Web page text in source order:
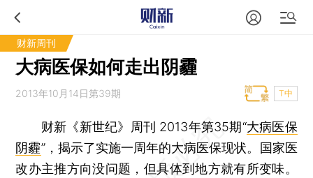
财新周刊
大病医保如何走出阴霾
2013年10月14日第39期 T中
财新《新世纪》周刊 2013年第35期“大病医保
阴霾”，揭示了实施一周年的大病医保现状。国家医
改办主推方向没问题，但具体到地方就有所变味。